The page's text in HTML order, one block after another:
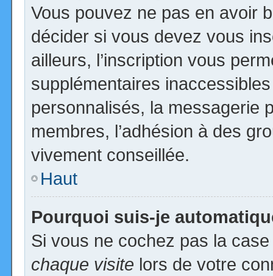
Vous pouvez ne pas en avoir
décider si vous devez vous
ailleurs, l’inscription vous
supplémentaires
personnalisés, la messagerie
membres, l’adhésion à des
vivement conseillée.
Haut
Pourquoi suis-je
Si vous ne cochez pas la
chaque visite lors de votre